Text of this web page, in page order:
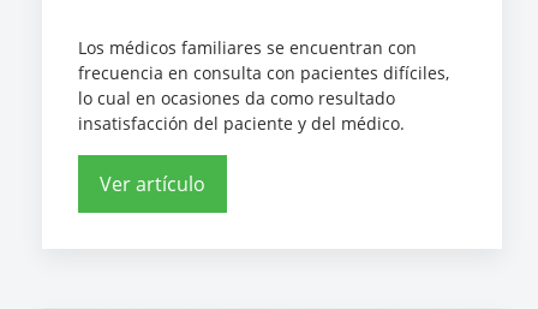
Los médicos familiares se encuentran con
frecuencia en consulta con pacientes difíciles,
lo cual en ocasiones da como resultado
insatisfacción del paciente y del médico.
Ver artículo